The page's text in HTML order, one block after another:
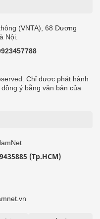
(VNTA), 68 Dương
Nội.
Chỉ được phát hành
ý bằng văn bản của
(Tp.HCM)